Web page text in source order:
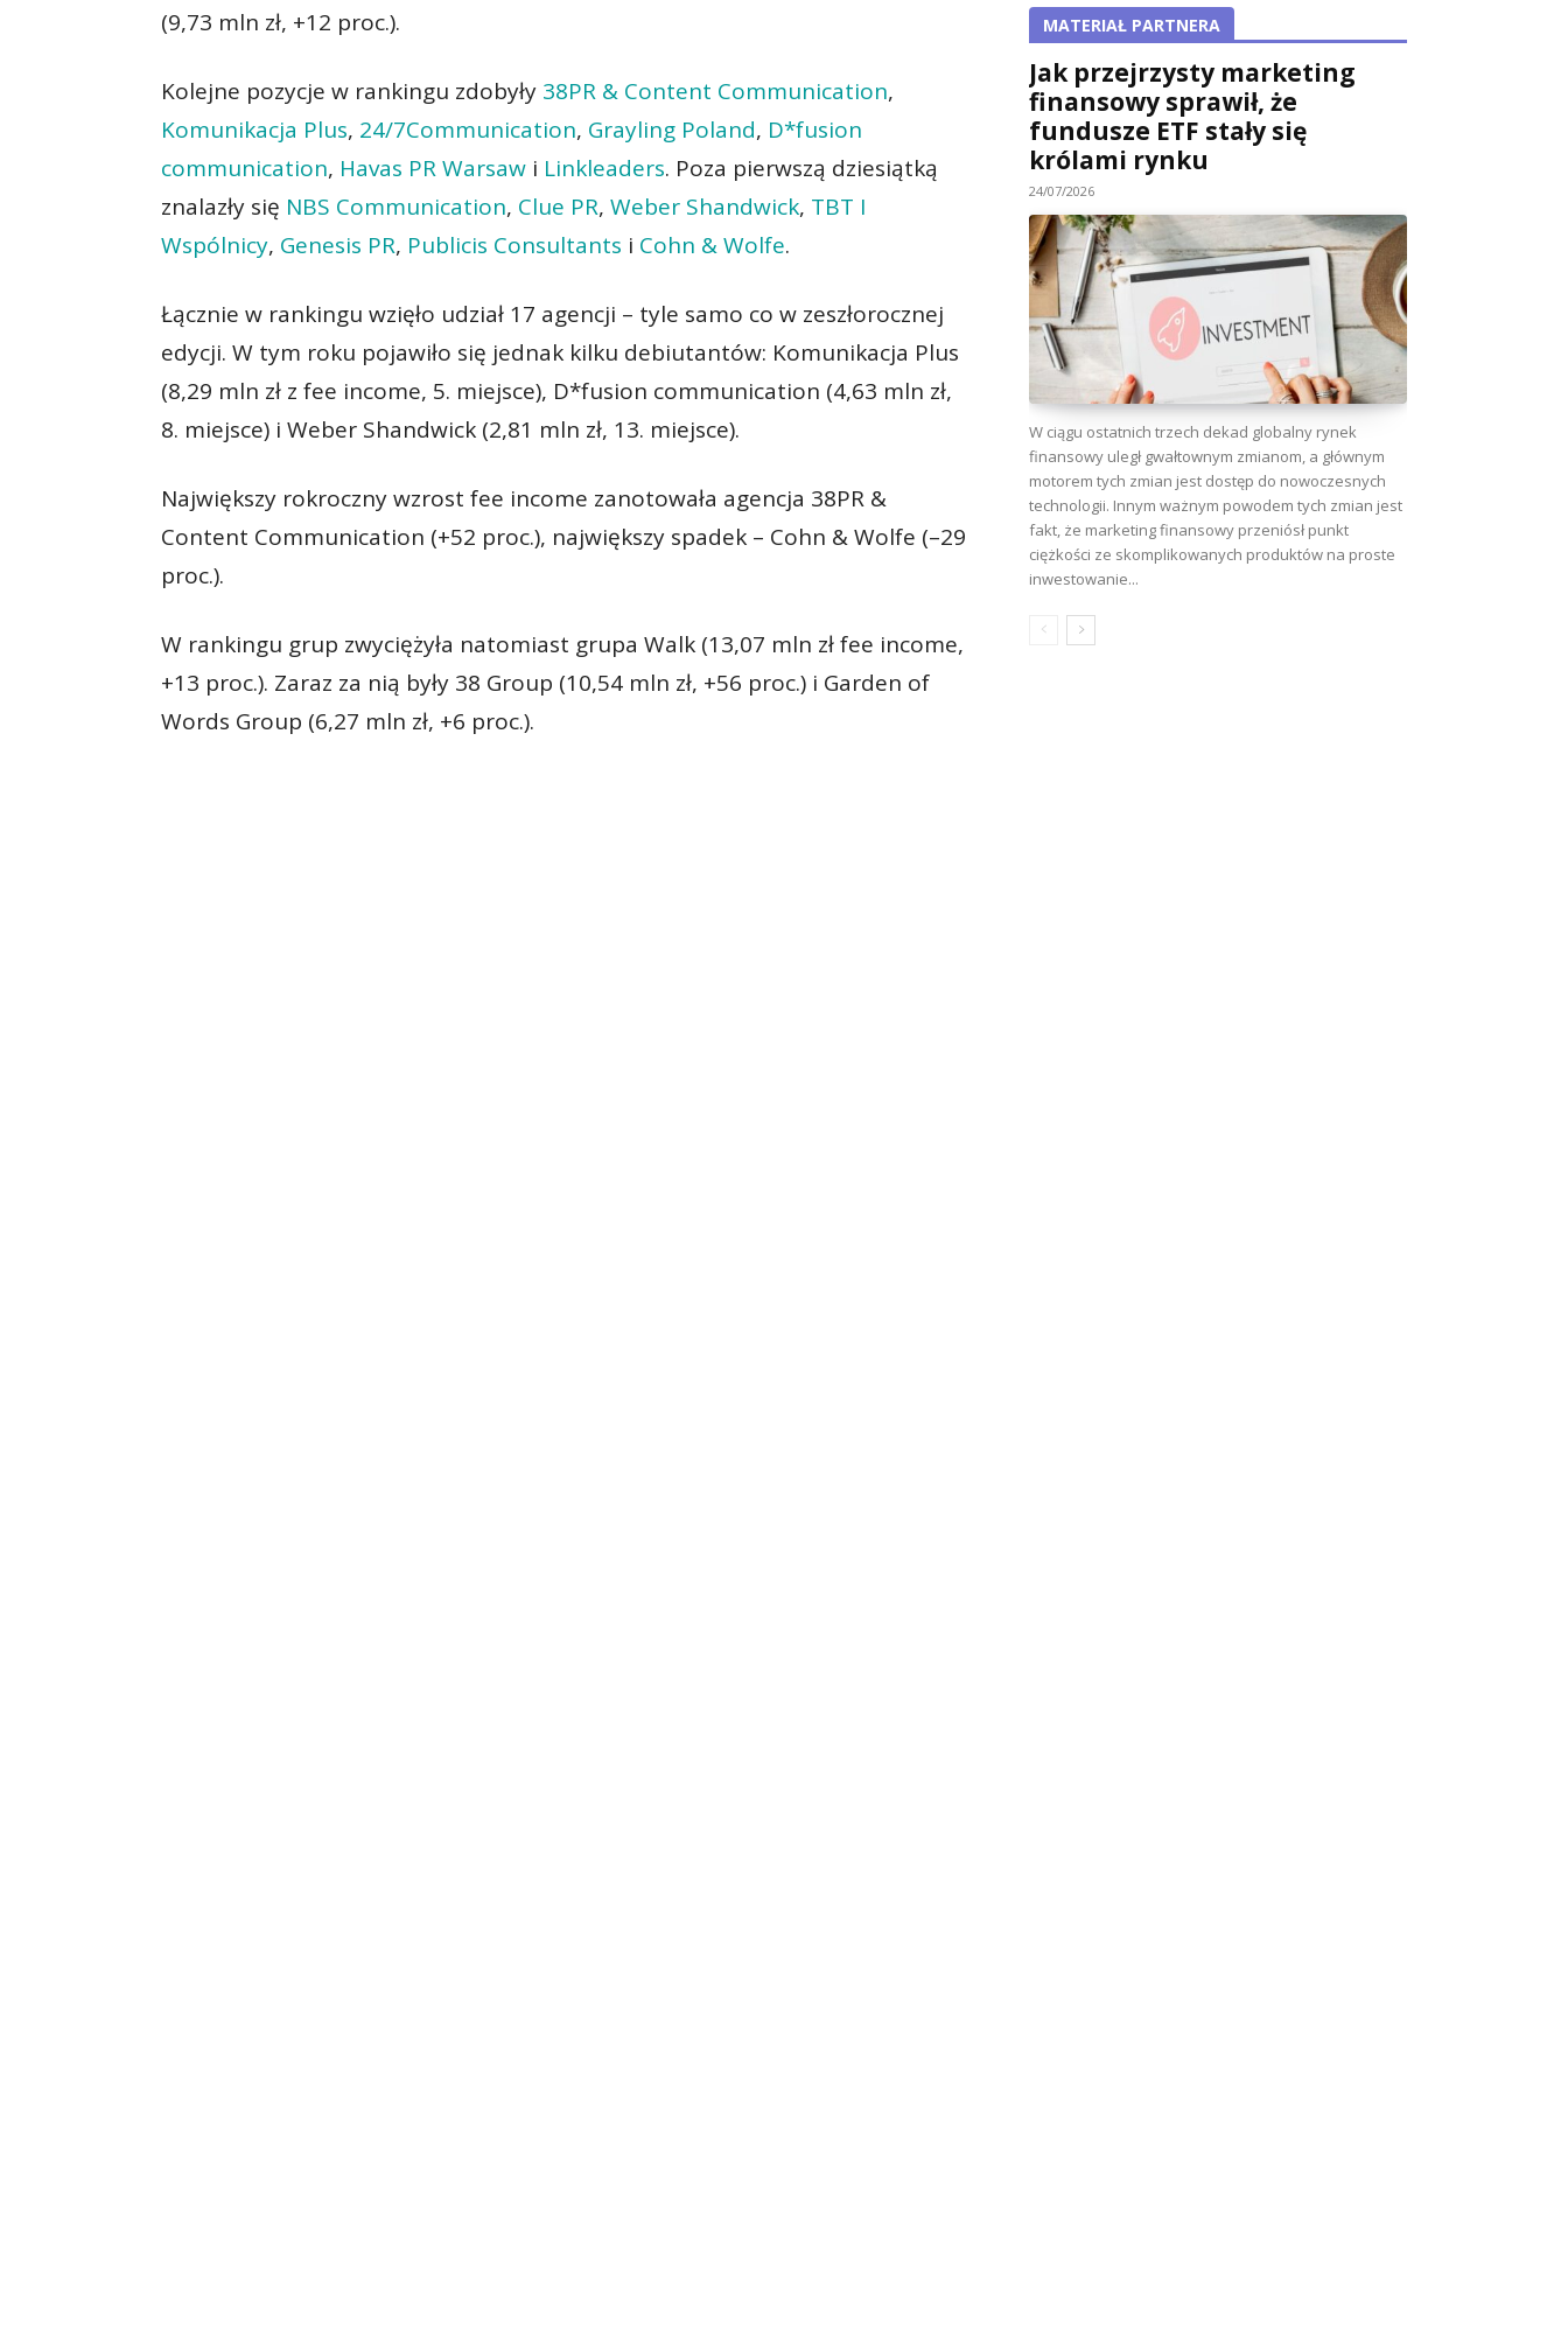
(9,73 mln zł, +12 proc.).
Kolejne pozycje w rankingu zdobyły 38PR & Content Communication,
Komunikacja Plus, 24/7Communication, Grayling Poland, D*fusion
communication, Havas PR Warsaw i Linkleaders. Poza pierwszą dziesiątką
znalazły się NBS Communication, Clue PR, Weber Shandwick, TBT I
Wspólnicy, Genesis PR, Publicis Consultants i Cohn & Wolfe.
Łącznie w rankingu wzięło udział 17 agencji – tyle samo co w zeszłorocznej
edycji. W tym roku pojawiło się jednak kilku debiutantów: Komunikacja Plus
(8,29 mln zł z fee income, 5. miejsce), D*fusion communication (4,63 mln zł,
8. miejsce) i Weber Shandwick (2,81 mln zł, 13. miejsce).
Największy rokroczny wzrost fee income zanotowała agencja 38PR &
Content Communication (+52 proc.), największy spadek – Cohn & Wolfe (–29
proc.).
W rankingu grup zwyciężyła natomiast grupa Walk (13,07 mln zł fee income,
+13 proc.). Zaraz za nią były 38 Group (10,54 mln zł, +56 proc.) i Garden of
Words Group (6,27 mln zł, +6 proc.).
MATERIAŁ PARTNERA
Jak przejrzysty marketing
finansowy sprawił, że
fundusze ETF stały się
królami rynku
24/07/2026
W ciągu ostatnich trzech dekad globalny rynek
finansowy uległ gwałtownym zmianom, a głównym
motorem tych zmian jest dostęp do nowoczesnych
technologii. Innym ważnym powodem tych zmian jest
fakt, że marketing finansowy przeniósł punkt
ciężkości ze skomplikowanych produktów na proste
inwestowanie...